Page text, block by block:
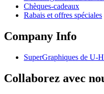
Chèques-cadeaux
Rabais et offres spéciales
Company Info
SuperGraphiques de U-
Collaborez avec